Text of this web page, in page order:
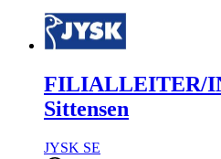
FILIALLEITER/
Sittensen
JYSK SE